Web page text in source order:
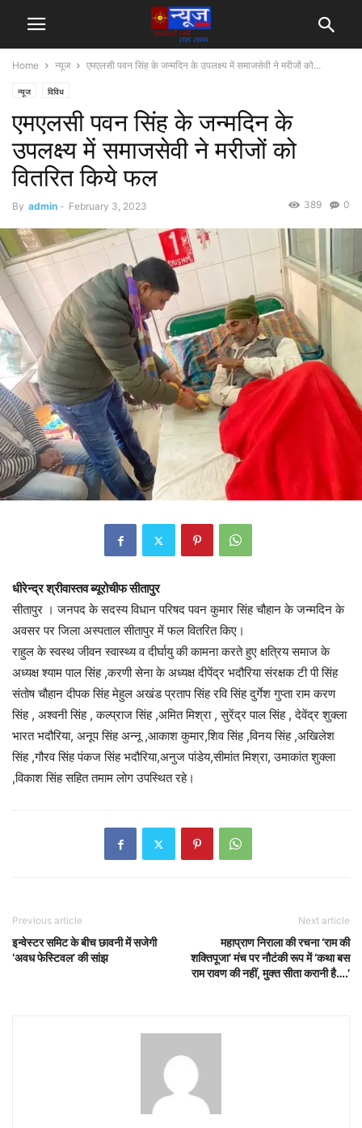
Home न्यूज एमएलसी पवन सिंह के जन्मदिन के उपलक्ष्य में समाजसेवी ने मरीजों को...
न्यूज विविध
एमएलसी पवन सिंह के जन्मदिन के
उपलक्ष्य में समाजसेवी ने मरीजों को
वितरित किये फल
By admin - February 3, 2023 0
389
धीरेन्द्र श्रीवास्तव ब्यूरोचीफ सीतापुर
सीतापुर । जनपद के सदस्य विधान परिषद पवन कुमार सिंह चौहान के जन्मदिन के
अवसर पर जिला अस्पताल सीतापुर में फल वितरित किए।
राहुल के स्वस्थ जीवन स्वास्थ्य व दीर्घायु की कामना करते हुए क्षत्रिय समाज के
अध्यक्ष श्याम पाल सिंह ,करणी सेना के अध्यक्ष दीपेंद्र भदौरिया संरक्षक टी पी सिंह
संतोष चौहान दीपक सिंह मेहुल अखंड प्रताप सिंह रवि सिंह दुर्गेश गुप्ता राम करण
सिंह , अश्वनी सिंह , कल्प्राज सिंह ,अमित मिश्रा , सुरेंद्र पाल सिंह , देवेंद्र शुक्ला
भारत भदौरिया, अनूप सिंह अन्नू ,आकाश कुमार,शिव सिंह ,विनय सिंह ,अखिलेश
सिंह ,गौरव सिंह पंकज सिंह भदौरिया,अनुज पांडेय,सीमांत मिश्रा, उमाकांत शुक्ला
,विकाश सिंह सहित तमाम लोग उपस्थित रहे।
Previous article
इन्वेस्टर समिट के बीच छावनी में सजेगी
‘अवध फेस्टिवल’ की सांझ
Next article
महाप्राण निराला की रचना ‘राम की
शक्तिपूजा’ मंच पर नौटंकी रूप में ‘कथा बस
राम रावण की नहीं, मुक्त सीता करानी है….’